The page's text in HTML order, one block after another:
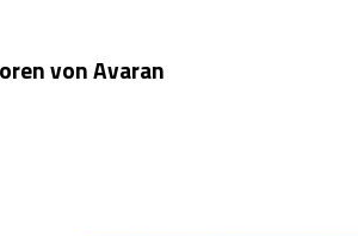
von Avaran